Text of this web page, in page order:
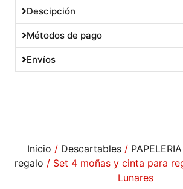
Descipción
Métodos de pago
Envíos
Inicio / Descartables/ PAPELERIA
regalo / Set 4 moñas y cinta para
Lunares